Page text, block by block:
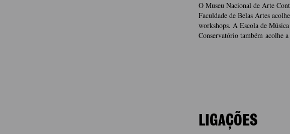
O Museu Nacional de Arte
Faculdade de Belas Artes
workshops. A Escola de
Conservatório também acolhe a
LIGAÇÕES